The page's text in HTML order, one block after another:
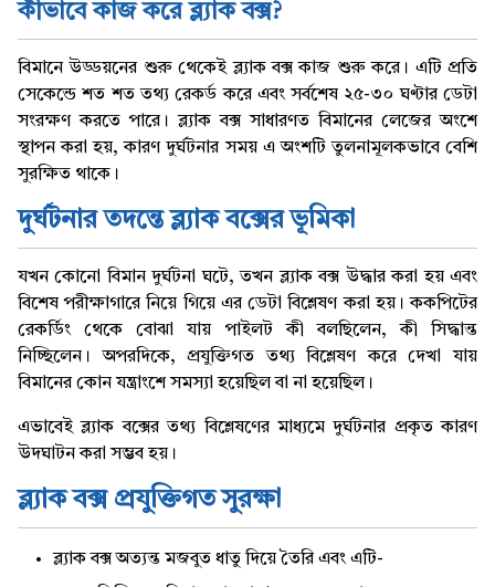
কীভাবে কাজ করে ব্ল্যাক বক্স?
বিমানে উড্ডয়নের শুরু থেকেই ব্ল্যাক বক্স কাজ শুরু করে। এটি প্রতি
সেকেন্ডে শত শত তথ্য রেকর্ড করে এবং সর্বশেষ ২৫-৩০ ঘণ্টার ডেটা
সংরক্ষণ করতে পারে। ব্ল্যাক বক্স সাধারণত বিমানের লেজের অংশে
স্থাপন করা হয়, কারণ দুর্ঘটনার সময় এ অংশটি তুলনামূলকভাবে বেশি
সুরক্ষিত থাকে।
দুর্ঘটনার তদন্তে ব্ল্যাক বক্সের ভূমিকা
যখন কোনো বিমান দুর্ঘটনা ঘটে, তখন ব্ল্যাক বক্স উদ্ধার করা হয় এবং
বিশেষ পরীক্ষাগারে নিয়ে গিয়ে এর ডেটা বিশ্লেষণ করা হয়। ককপিটের
রেকর্ডিং থেকে বোঝা যায় পাইলট কী বলছিলেন, কী সিদ্ধান্ত
নিচ্ছিলেন। অপরদিকে, প্রযুক্তিগত তথ্য বিশ্লেষণ করে দেখা যায়
বিমানের কোন যন্ত্রাংশে সমস্যা হয়েছিল বা না হয়েছিল।
এভাবেই ব্ল্যাক বক্সের তথ্য বিশ্লেষণের মাধ্যমে দুর্ঘটনার প্রকৃত কারণ
উদঘাটন করা সম্ভব হয়।
ব্ল্যাক বক্স প্রযুক্তিগত সুরক্ষা
ব্ল্যাক বক্স অত্যন্ত মজবুত ধাতু দিয়ে তৈরি এবং এটি-